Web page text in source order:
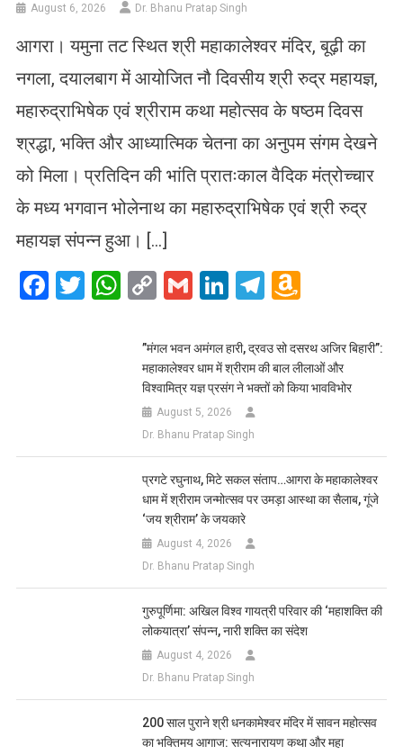
August 6, 2026 Dr. Bhanu Pratap Singh
आगरा। यमुना तट स्थित श्री महाकालेश्वर मंदिर, बूढ़ी का
नगला, दयालबाग में आयोजित नौ दिवसीय श्री रुद्र महायज्ञ,
महारुद्राभिषेक एवं श्रीराम कथा महोत्सव के षष्ठम दिवस
श्रद्धा, भक्ति और आध्यात्मिक चेतना का अनुपम संगम देखने
को मिला। प्रतिदिन की भांति प्रातःकाल वैदिक मंत्रोच्चार
के मध्य भगवान भोलेनाथ का महारुद्राभिषेक एवं श्री रुद्र
महायज्ञ संपन्न हुआ। […]
Facebook
Twitter
WhatsApp
CopyGmailLinkedIn
Telegram
List
​”मंगल भवन अमंगल हारी, द्रवउ सो दसरथ अजिर बिहारी”:
महाकालेश्वर धाम में श्रीराम की बाल लीलाओं और
विश्वामित्र यज्ञ प्रसंग ने भक्तों को किया भावविभोर
August 5, 2026
Dr. Bhanu Pratap Singh
प्रगटे रघुनाथ, मिटे सकल संताप…आगरा के महाकालेश्वर
धाम में श्रीराम जन्मोत्सव पर उमड़ा आस्था का सैलाब, गूंजे
‘जय श्रीराम’ के जयकारे
August 4, 2026
Dr. Bhanu Pratap Singh
गुरुपूर्णिमा: अखिल विश्व गायत्री परिवार की ‘महाशक्ति की
लोकयात्रा’ संपन्न, नारी शक्ति का संदेश
August 4, 2026
Dr. Bhanu Pratap Singh
200 साल पुराने श्री धनकामेश्वर मंदिर में सावन महोत्सव
का भक्तिमय आगाज: सत्यनारायण कथा और महा